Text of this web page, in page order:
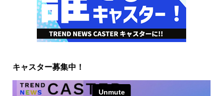
キャスター募集中！